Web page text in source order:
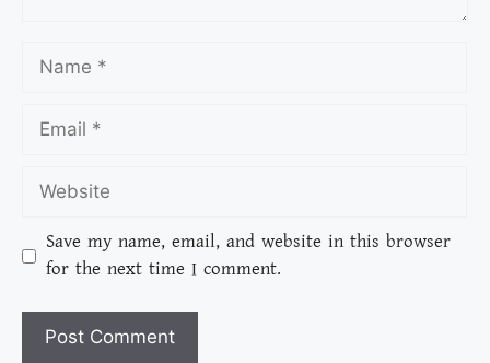
Save my name, email, and website in this browser
for the next time I comment.